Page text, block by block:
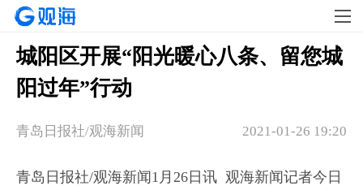
城阳区开展“阳光暖心八条、留您城
阳过年”行动
2021-01-26 19:20
青岛日报社/观海新闻
青岛日报社/观海新闻1月26日讯 观海新闻记者今日